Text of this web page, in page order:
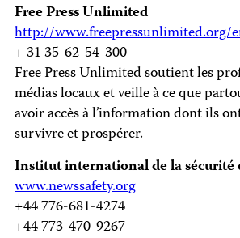
Free Press Unlimited
http://www.freepressunlimited.org/
+ 31 35-62-54-300
Free Press Unlimited soutient les
médias locaux et veille à ce que
avoir accès à l’information dont ils
survivre et prospérer.
Institut international de la sécurité
www.newssafety.org
+44 776-681-4274
+44 773-470-9267